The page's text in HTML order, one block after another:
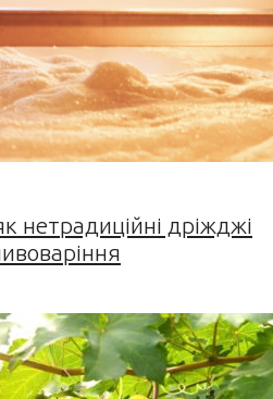
нетрадиційні дріжджі